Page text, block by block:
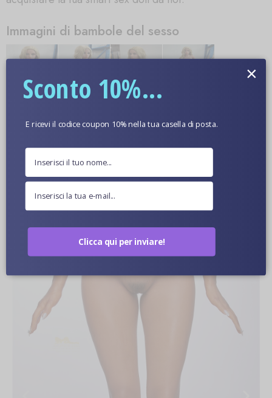
Immagini di bambole del sesso
Immagini Ravvicinate Di Bambole
Sconto 10%...
E ricevi il codice coupon 10% nella tua casella di posta.
Clicca qui per inviare!
×